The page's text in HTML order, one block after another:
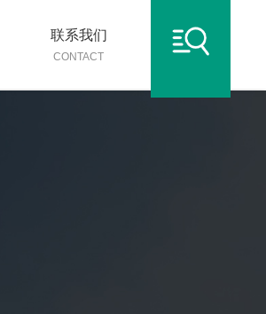
联系我们
CONTACT